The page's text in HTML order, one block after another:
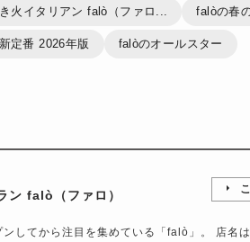
火イタリアン falò（ファロ... falòの春
定番 2026年版 falòのオールスター
ン falò（ファロ）
してから注目を集めている「falò」。 店名